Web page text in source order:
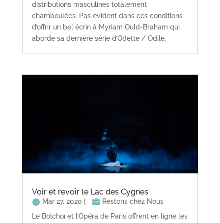
distributions masculines totalement
chamboulées. Pas évident dans ces conditions
d’offrir un bel écrin à Myriam Ould-Braham qui
aborde sa dernière série d’Odette / Odile.
Voir et revoir le Lac des Cygnes
Mar 27, 2020
Restons chez Nous
Le Bolchoï et l’Opéra de Paris offrent en ligne les